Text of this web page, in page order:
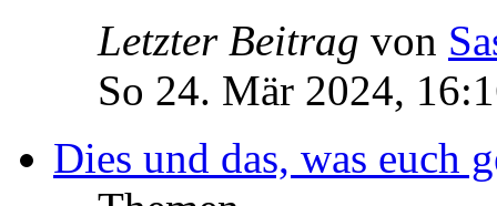
Letzter Beitrag von
So 24. Mär 2024,
Dies und das, was euch